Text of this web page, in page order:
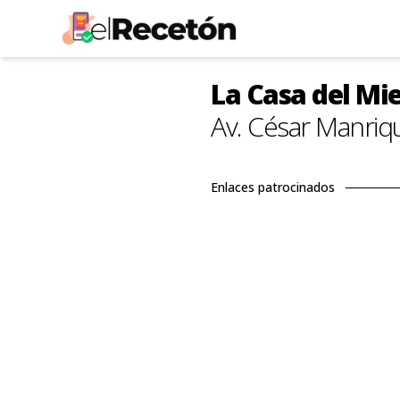
La Casa del
Av. César
Enlaces patrocinados